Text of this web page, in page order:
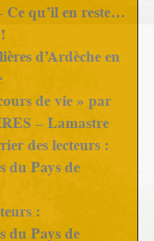
Ce qu’il en reste…
d’Ardèche en
de vie » par
– Lamastre
des lecteurs :
du Pays de
:
du Pays de